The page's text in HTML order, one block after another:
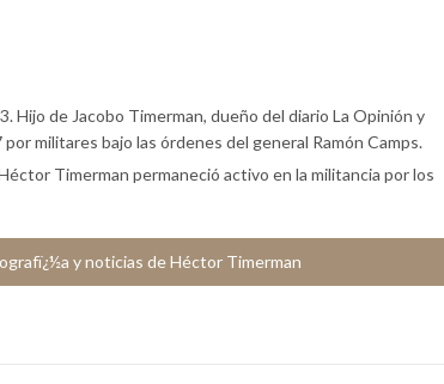
Hijo de Jacobo Timerman, dueño del diario La Opinión y
militares bajo las órdenes del general Ramón Camps.
Timerman permaneció activo en la militancia por los
y noticias de Héctor Timerman